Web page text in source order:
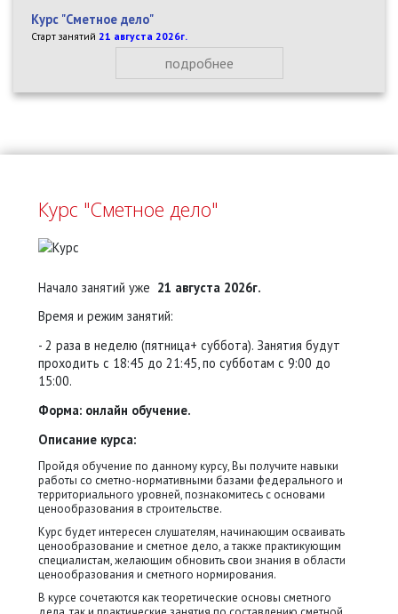
Курс "Сметное дело"
Старт занятий 21 августа 2026г.
подробнее
Курс "Сметное дело"
Начало занятий уже 21 августа 2026г.
Время и режим занятий:
- 2 раза в неделю (пятница+ суббота). Занятия будут
проходить с 18:45 до 21:45, по субботам с 9:00 до
15:00.
Форма: онлайн обучение.
Описание курса:
Пройдя обучение по данному курсу, Вы получите навыки
работы со сметно-нормативными базами федерального и
территориального уровней, познакомитесь с основами
ценообразования в строительстве.
Курс будет интересен слушателям, начинающим осваивать
ценообразование и сметное дело, а также практикующим
специалистам, желающим обновить свои знания в области
ценообразования и сметного нормирования.
В курсе сочетаются как теоретические основы сметного